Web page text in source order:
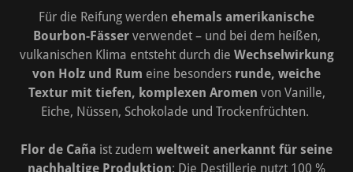
Für die Reifung werden ehemals amerikanische
Bourbon-Fässerverwendet – und bei dem heißen,
vulkanischen Klima entsteht durch die Wechselwirkung
von Holz und Rum eine besonders runde, weiche
Textur mit tiefen, komplexen Aromen von Vanille,
Eiche, Nüssen, Schokolade und Trockenfrüchten.
Flor de Caña ist zudem weltweit anerkannt für seine
nachhaltige Produktion: Die Destillerie nutzt 100 %